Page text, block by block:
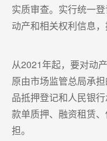
实质审查。实行统一
动产和相关权利信息
从2021年起，要对动
原由市场监管总局承
品抵押登记和人民银
款单质押、融资租赁
担。